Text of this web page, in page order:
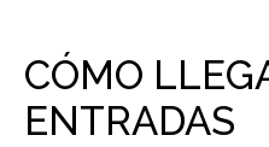
CÓMO
ENTRADAS